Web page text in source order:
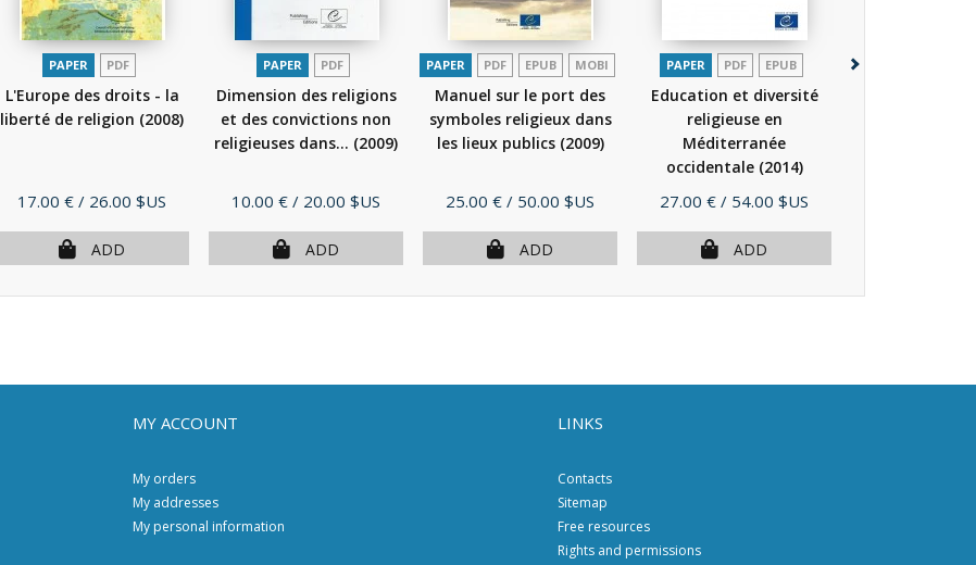
PAPER PDF
L'Europe des droits - la
liberté de religion (2008)
Price
17.00 € / 26.00 $US
ADD
PAPER PDF
Dimension des religions
et des convictions non
religieuses dans... (2009)
Price
10.00 € / 20.00 $US
ADD
PAPER PDF EPUB MOBI
Manuel sur le port des
symboles religieux dans
les lieux publics (2009)
Price
25.00 € / 50.00 $US
ADD
PAPER PDF EPUB
Education et diversité
religieuse en
Méditerranée
occidentale (2014)
Price
27.00 € / 54.00 $US
ADD
MY ACCOUNT
My orders
My addresses
My personal information
LINKS
Contacts
Sitemap
Free resources
Rights and permissions